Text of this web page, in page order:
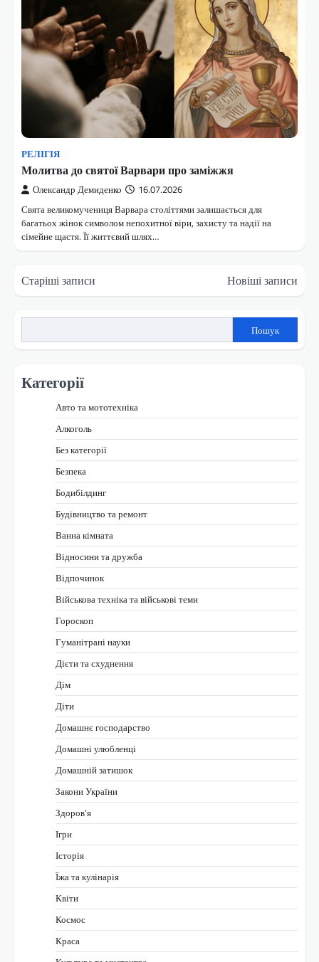
РЕЛІГІЯ
Молитва до святої Варвари про заміжжя
Олександр Демиденко 16.07.2026
Свята великомучениця Варвара століттями залишається для
багатьох жінок символом непохитної віри, захисту та надії на
сімейне щастя. Її життєвий шлях…
Навігація
за
записами
Старіші записи Новіші записи
Пошук
Категорії
Авто та мототехніка
Алкоголь
Без категорії
Безпека
Бодибілдинг
Будівництво та ремонт
Ванна кімната
Відносини та дружба
Відпочинок
Військова техніка та військові теми
Гороскоп
Гуманітрані науки
Дієти та схуднення
Дім
Діти
Домашнє господарство
Домашні улюбленці
Домашній затишок
Закони України
Здоров'я
Ігри
Історія
Їжа та кулінарія
Квіти
Космос
Краса